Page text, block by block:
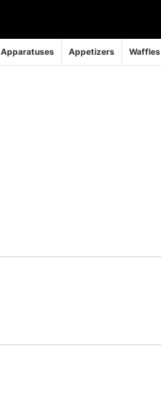
Apparatuses Appetizers Waffles